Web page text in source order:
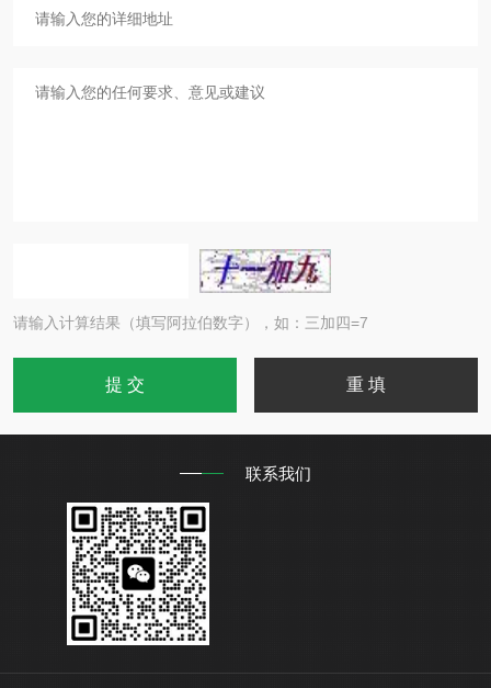
请输入计算结果（填写阿拉伯数字），如：三加四=7
联系我们